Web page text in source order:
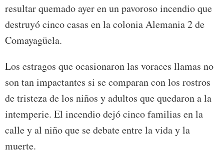
resultar quemado ayer en un pavoroso incendio que
destruyó cinco casas en la colonia Alemania 2 de
Comayagüela.
Los estragos que ocasionaron las voraces llamas no
son tan impactantes si se comparan con los rostros
de tristeza de los niños y adultos que quedaron a la
intemperie. El incendio dejó cinco familias en la
calle y al niño que se debate entre la vida y la
muerte.